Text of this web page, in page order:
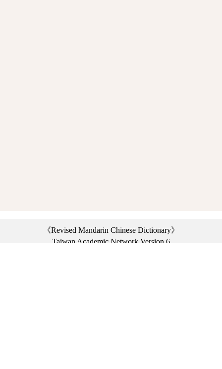
《Revised Mandarin Chinese Dictionary》
Taiwan Academic Network Version 6